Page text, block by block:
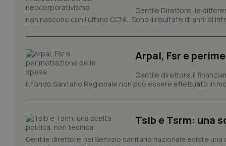
Gentile Direttore, le
non nascono con l’ultimo CCNL. Sono il risultato di anni di
Arpal, Fsr e
Gentile direttore,il
il Fondo Sanitario Regionale non può essere effettuato in
Tslb e Tsrm: una
Gentile direttore,nel Servizio sanitario nazionale esiste
_ga